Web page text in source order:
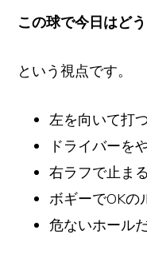
この球で今日はど
という視点です。
左を向いて打
ドライバーを
右ラフで止ま
ボギーでOKの
危ないホール